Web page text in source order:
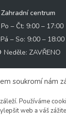
soukromí nám
Používáme
web a váš
Zahradní centrum
– Čt: 9:00 – 17:00
– So: 9:00 – 18:00
Neděle: ZAVŘENO
Květinářství
🕑 So: 9:00 – 15:00